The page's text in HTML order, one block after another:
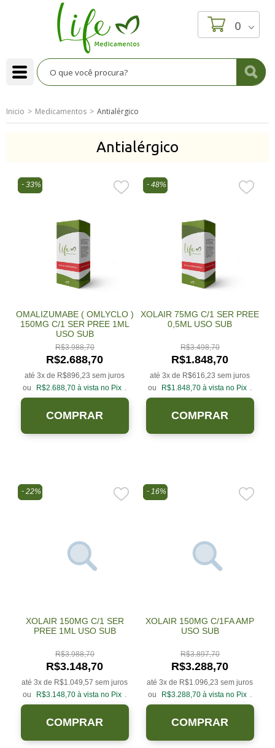
0
Inicio Medicamentos Antialérgico
Antialérgico
33%
OMALIZUMABE ( OMLYCLO )
150MG C/1 SER PREE 1ML
USO SUB
R$3.988,70
R$2.688,70
até 3x de R$896,23 sem juros
ou
R$2.688,70 à vista no Pix .
COMPRAR
48%
XOLAIR 75MG C/1 SER PREE
0,5ML USO SUB
R$3.498,70
R$1.848,70
até 3x de R$616,23 sem juros
ou
R$1.848,70 à vista no Pix .
COMPRAR
22%
XOLAIR 150MG C/1 SER
PREE 1ML USO SUB
R$3.988,70
R$3.148,70
até 3x de R$1.049,57 sem juros
ou
R$3.148,70 à vista no Pix .
COMPRAR
16%
XOLAIR 150MG C/1FA AMP
USO SUB
R$3.897,70
R$3.288,70
até 3x de R$1.096,23 sem juros
ou
R$3.288,70 à vista no Pix .
COMPRAR